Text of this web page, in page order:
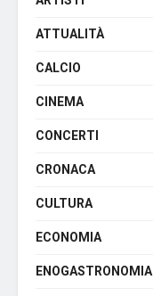
ATTUALITÀ
CALCIO
CINEMA
CONCERTI
CRONACA
CULTURA
ECONOMIA
ENOGASTRONOMIA